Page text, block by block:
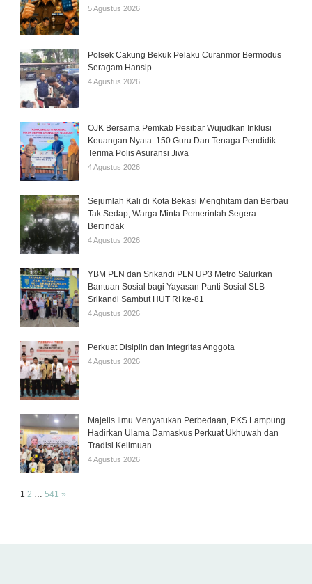
5 Agustus 2026
Polsek Cakung Bekuk Pelaku Curanmor Bermodus
Seragam Hansip
4 Agustus 2026
OJK Bersama Pemkab Pesibar Wujudkan Inklusi
Keuangan Nyata: 150 Guru Dan Tenaga Pendidik
Terima Polis Asuransi Jiwa
4 Agustus 2026
Sejumlah Kali di Kota Bekasi Menghitam dan Berbau
Tak Sedap, Warga Minta Pemerintah Segera
Bertindak
4 Agustus 2026
YBM PLN dan Srikandi PLN UP3 Metro Salurkan
Bantuan Sosial bagi Yayasan Panti Sosial SLB
Srikandi Sambut HUT RI ke-81
4 Agustus 2026
Perkuat Disiplin dan Integritas Anggota
4 Agustus 2026
Majelis Ilmu Menyatukan Perbedaan, PKS Lampung
Hadirkan Ulama Damaskus Perkuat Ukhuwah dan
Tradisi Keilmuan
4 Agustus 2026
Page:
1 2 541 Next
»